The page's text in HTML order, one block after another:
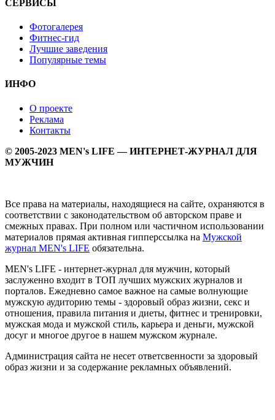
СЕРВИСЫ
Фотогалерея
Фитнес-гид
Лучшие заведения
Популярные темы
ИНФО
О проекте
Реклама
Контакты
© 2005-2023 MEN's LIFE — ИНТЕРНЕТ-ЖУРНАЛ ДЛЯ
МУЖЧИН
Все права на материалы, находящиеся на сайте, охраняются в
соответствии с законодательством об авторском праве и
смежных правах. При полном или частичном использовании
материалов прямая активная гипперссылка на Мужской
журнал MEN's LIFE обязательна.
MEN's LIFE - интернет-журнал для мужчин, который
заслуженно входит в ТОП лучших мужских журналов и
порталов. Ежедневно самое важное на самые волнующие
мужскую аудиторию темы - здоровый образ жизни, секс и
отношения, правила питания и диеты, фитнес и тренировки,
мужская мода и мужской стиль, карьера и деньги, мужской
досуг и многое другое в нашем мужском журнале.
Администрация сайта не несет ответсвенности за здоровый
образ жизни и за содержание рекламных объявлений.